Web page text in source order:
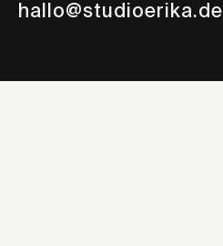
hallo@studioerika.de